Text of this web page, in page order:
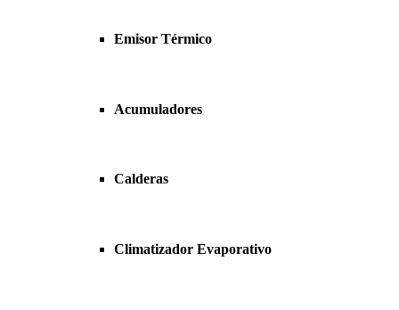
Emisor Térmico
Acumuladores
Calderas
Climatizador Evaporativo